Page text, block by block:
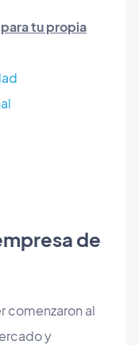
tu propia
de
comenzaron al
y